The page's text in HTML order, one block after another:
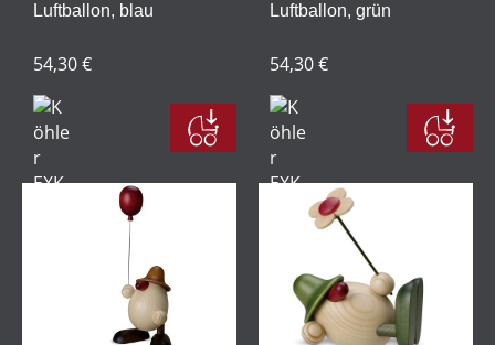
Luftballon, blau
54,30 €
Luftballon, grün
54,30 €